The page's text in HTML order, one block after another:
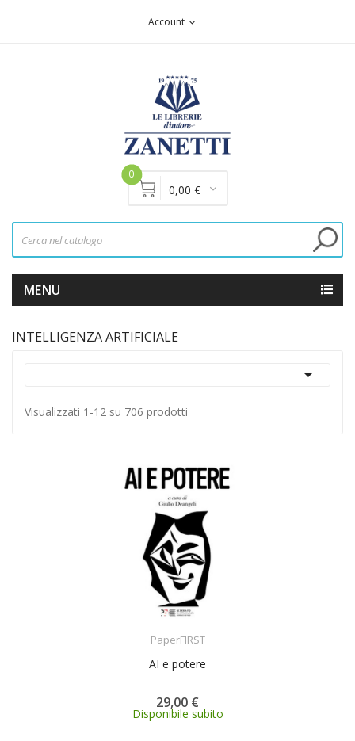
Account expand_more
0
0,00 €
MENU
INTELLIGENZA ARTIFICIALE

Visualizzati 1-12 su 706 prodotti
PaperFIRST
AI e potere
29,00 €
Disponibile subito